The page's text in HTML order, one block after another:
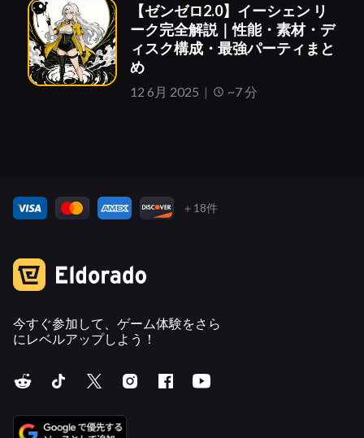
【ゼンゼロ2.0】イーシェン リ
ーク完全解説｜性能・素材・デ
ィスク構成・最強パーティまと
め
12 6月 2025 ~7 分
＋18件
今すぐ参加して、ゲーム体験をさら
にレベルアップしよう！